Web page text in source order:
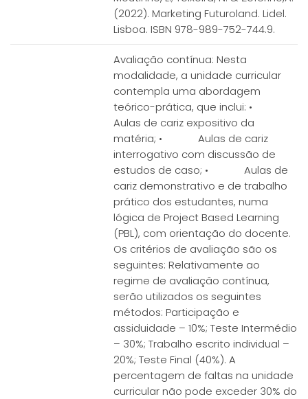
(2022). Marketing Futuroland. Lidel.
Lisboa. ISBN 978-989-752-744.9.
Avaliação contínua: Nesta
modalidade, a unidade curricular
contempla uma abordagem
teórico-prática, que inclui: •
Aulas de cariz expositivo da
matéria; • Aulas de cariz
interrogativo com discussão de
estudos de caso; • Aulas de
cariz demonstrativo e de trabalho
prático dos estudantes, numa
lógica de Project Based Learning
(PBL), com orientação do docente.
Os critérios de avaliação são os
seguintes: Relativamente ao
regime de avaliação contínua,
serão utilizados os seguintes
métodos: Participação e
assiduidade – 10%; Teste Intermédio
– 30%; Trabalho escrito individual –
20%; Teste Final (40%). A
percentagem de faltas na unidade
curricular não pode exceder 30% do